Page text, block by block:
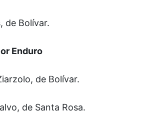
de Bolívar.
Enduro
de Bolívar.
de Santa Rosa.